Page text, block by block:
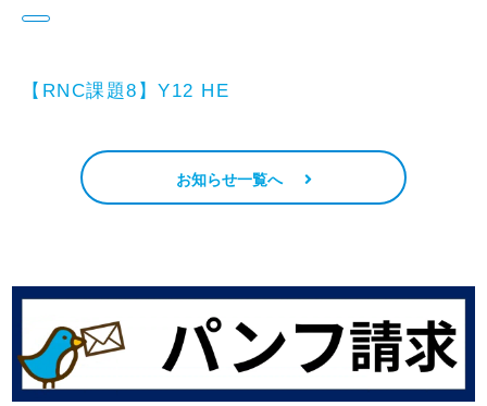
【RNC課題8】Y12 HE
お知らせ一覧へ